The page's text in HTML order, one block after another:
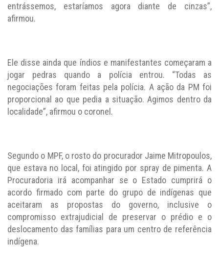
entrássemos, estaríamos agora diante de cinzas”,
afirmou.
Ele disse ainda que índios e manifestantes começaram a
jogar pedras quando a polícia entrou. “Todas as
negociações foram feitas pela polícia. A ação da PM foi
proporcional ao que pedia a situação. Agimos dentro da
localidade”, afirmou o coronel.
Segundo o MPF, o rosto do procurador Jaime Mitropoulos,
que estava no local, foi atingido por spray de pimenta. A
Procuradoria irá acompanhar se o Estado cumprirá o
acordo firmado com parte do grupo de indígenas que
aceitaram as propostas do governo, inclusive o
compromisso extrajudicial de preservar o prédio e o
deslocamento das famílias para um centro de referência
indígena.